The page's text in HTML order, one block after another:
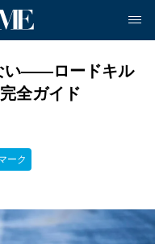
い――ロードキル
全ガイド
ーク